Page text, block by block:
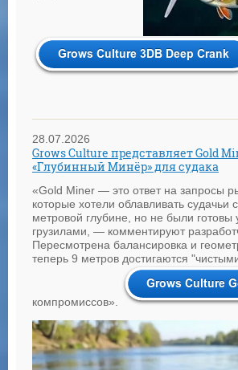
28.07.2026
Grows Culture представляет Gold
«Глубинный Минёр» для судака
«Gold Miner — это ответ на запросы
которые хотели облавливать судачьи
метровой глубине, но не были готовы
грузилами, — комментируют
Пересмотрена балансировка и
теперь 9 метров достигаются
компромиссов».